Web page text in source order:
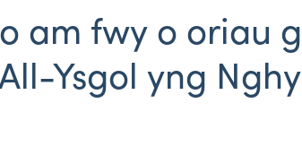
am fwy o oriau
Ysgol yng